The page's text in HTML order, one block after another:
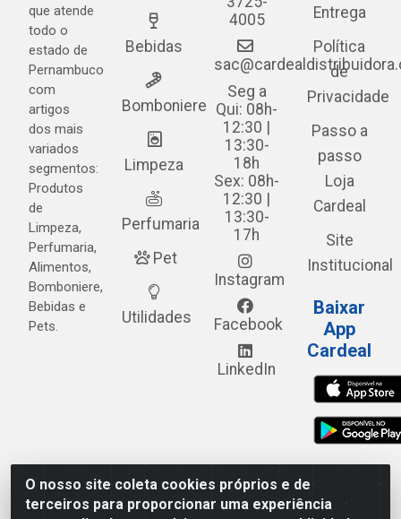
O nosso site coleta cookies próprios e de
terceiros para proporcionar uma experiência
que atende
todo o
estado de
Pernambuco
com
artigos
dos mais
variados
segmentos:
Produtos
de
Limpeza,
Perfumaria,
Alimentos,
Bomboniere,
Bebidas e
Pets.
Bebidas
Bomboniere
Limpeza
Perfumaria
Pet
Utilidades
4005
Seg a
Qui: 08h-
12:30 |
13:30-
18h
Sex: 08h-
12:30 |
13:30-
17h
Instagram
Facebook
LinkedIn
Entrega
Política
de
Privacidade
Passo a
passo
Loja
Cardeal
Site
Institucional
Baixar
App
Cardeal
Cardeal Distribuidora - Estrada Alto do Moura, 582 - Alto
do Moura - Caruaru/PE - CEP 55.040-120 - CNPJ